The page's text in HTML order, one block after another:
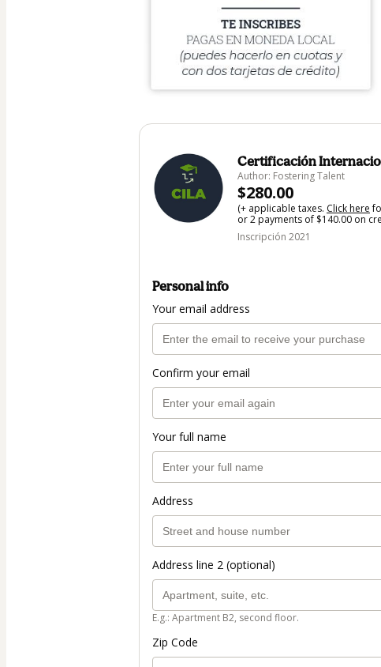
Certificación
Author: Fostering Talent
$280.00
(+ applicable taxes. Click here
or 2 payments of $140.00 on
Inscripción 2021
Personal info
Your email address
Confirm your email
Your full name
Address
Address line 2 (optional)
E.g.: Apartment B2, second floor.
Zip Code